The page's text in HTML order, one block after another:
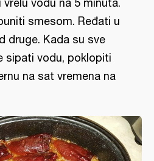
vodu na 5 minuta.
smesom. Ređati u
druge. Kada su sve
sipati vodu, poklopiti
na sat vremena na